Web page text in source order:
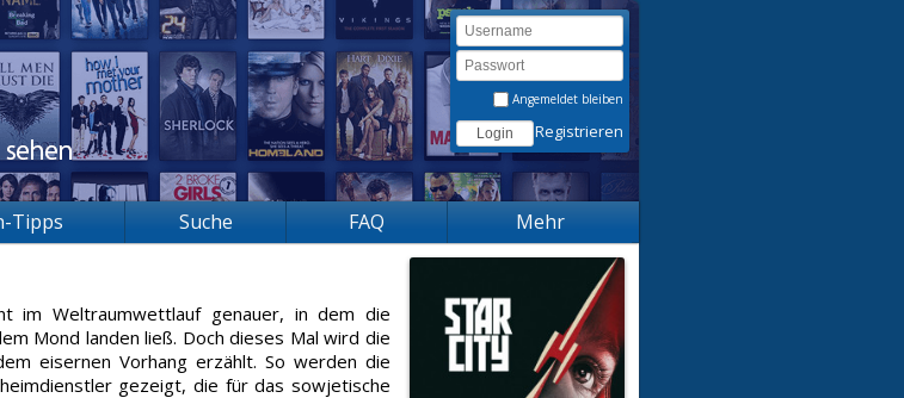
Angemeldet bleiben
Registrieren
Tipps Suche FAQ Mehr
im Weltraumwettlauf genauer, in dem die
Mond landen ließ. Doch dieses Mal wird die
eisernen Vorhang erzählt. So werden die
gezeigt, die für das sowjetische